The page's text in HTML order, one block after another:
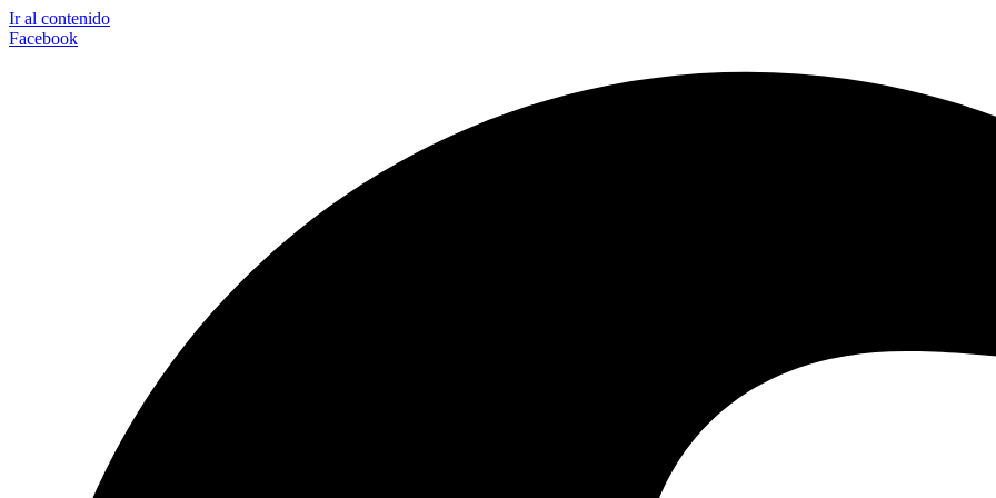
Ir al contenido
Facebook